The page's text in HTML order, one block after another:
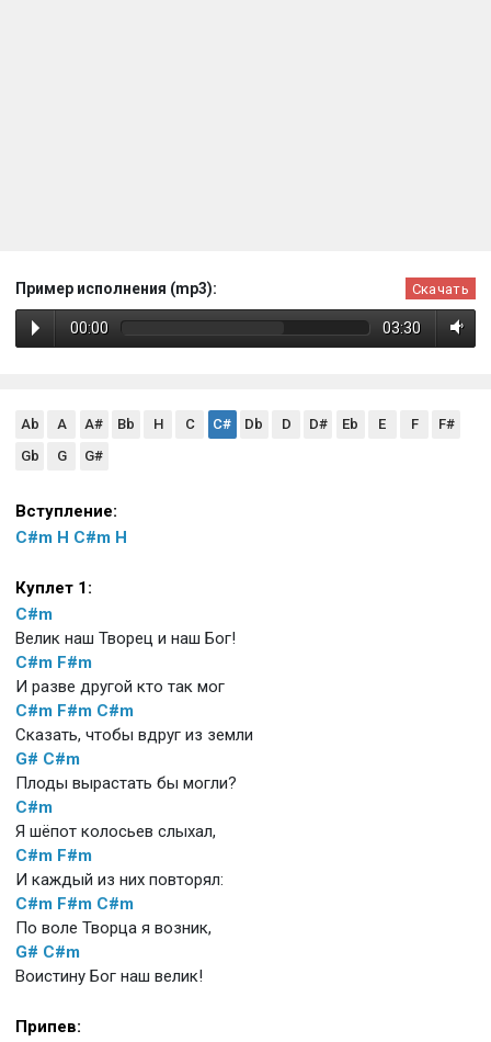
Пример исполнения (mp3): Скачать
00:00 03:30
Ab A A# Bb H C C# Db D D# Eb E F
F#
Gb
G G#
Вступление:
C#m H C#m H
Куплет 1:
C#m
Велик наш Творец и наш Бог!
C#m F#m
И разве другой кто так мог
C#m F#m C#m
Сказать, чтобы вдруг из земли
G# C#m
Плоды вырастать бы могли?
C#m
Я шёпот колосьев слыхал,
C#m F#m
И каждый из них повторял:
C#m F#m C#m
По воле Творца я возник,
G# C#m
Воистину Бог наш велик!
Припев: